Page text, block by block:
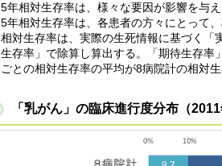
5年相対生存率は、様々な要因が影響を与
5年相対生存率は、各患者の方々にとって
相対生存率は、実際の生死情報に基づく
生存率」で除算し算出する。「期待生存率
ごとの相対生存率の平均が8病院計の相対
「乳がん」の臨床進行度分布（2011